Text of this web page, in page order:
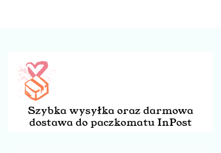
Szybka wysyłka oraz darmowa
dostawa do paczkomatu InPost